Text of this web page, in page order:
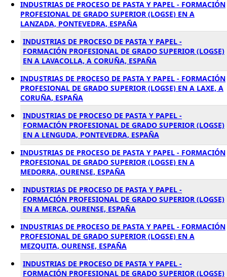
INDUSTRIAS DE PROCESO DE PASTA Y PAPEL - FORMACIÓN
PROFESIONAL DE GRADO SUPERIOR (LOGSE) EN A
LANZADA, PONTEVEDRA, ESPAÑA
INDUSTRIAS DE PROCESO DE PASTA Y PAPEL -
FORMACIÓN PROFESIONAL DE GRADO SUPERIOR (LOGSE)
EN A LAVACOLLA, A CORUÑA, ESPAÑA
INDUSTRIAS DE PROCESO DE PASTA Y PAPEL - FORMACIÓN
PROFESIONAL DE GRADO SUPERIOR (LOGSE) EN A LAXE, A
CORUÑA, ESPAÑA
INDUSTRIAS DE PROCESO DE PASTA Y PAPEL -
FORMACIÓN PROFESIONAL DE GRADO SUPERIOR (LOGSE)
EN A LENGUDA, PONTEVEDRA, ESPAÑA
INDUSTRIAS DE PROCESO DE PASTA Y PAPEL - FORMACIÓN
PROFESIONAL DE GRADO SUPERIOR (LOGSE) EN A
MEDORRA, OURENSE, ESPAÑA
INDUSTRIAS DE PROCESO DE PASTA Y PAPEL -
FORMACIÓN PROFESIONAL DE GRADO SUPERIOR (LOGSE)
EN A MERCA, OURENSE, ESPAÑA
INDUSTRIAS DE PROCESO DE PASTA Y PAPEL - FORMACIÓN
PROFESIONAL DE GRADO SUPERIOR (LOGSE) EN A
MEZQUITA, OURENSE, ESPAÑA
INDUSTRIAS DE PROCESO DE PASTA Y PAPEL -
FORMACIÓN PROFESIONAL DE GRADO SUPERIOR (LOGSE)